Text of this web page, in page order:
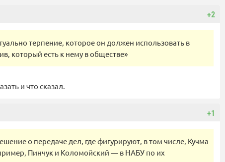
+2
терпение, которое он должен использовать в
который есть к нему в обществе»
и что сказал.
+1
о передаче дел, где фигурируют, в том числе, Кучма
Пинчук и Коломойский — в НАБУ по их